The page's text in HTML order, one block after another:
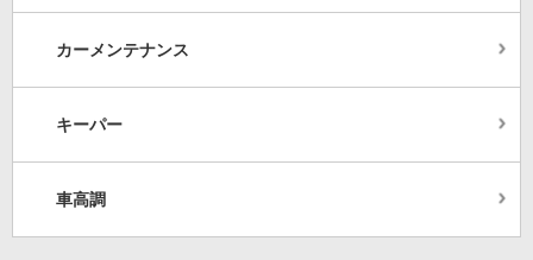
カーメンテナンス
キーパー
車高調